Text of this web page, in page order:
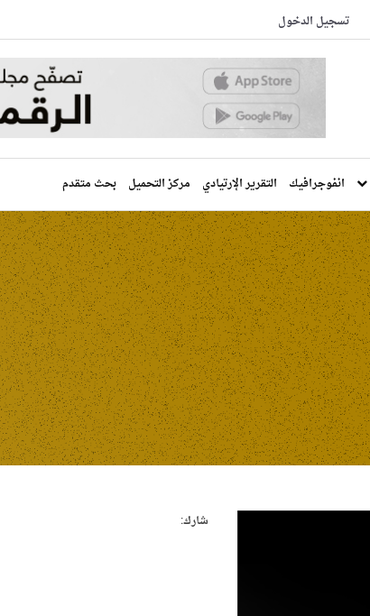
تسجيل الدخول
انفوجرافيك التقرير الإرتيادي مركز التحميل بحث متقدم
شارك: